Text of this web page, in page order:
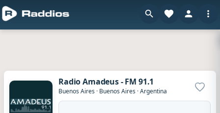
Radio Amadeus - FM 91.1
Buenos Aires · Buenos Aires ·Argentina